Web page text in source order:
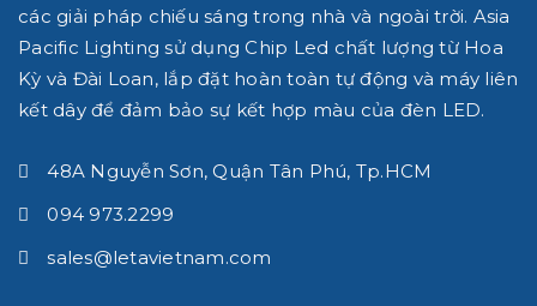
các giải pháp chiếu sáng trong nhà và ngoài trời. Asia
Pacific Lighting sử dụng Chip Led chất lượng từ Hoa
Kỳ và Đài Loan, lắp đặt hoàn toàn tự động và máy liên
kết dây để đảm bảo sự kết hợp màu của đèn LED.
48A Nguyễn Sơn, Quận Tân Phú, Tp.HCM
094 973.2299
sales@letavietnam.com